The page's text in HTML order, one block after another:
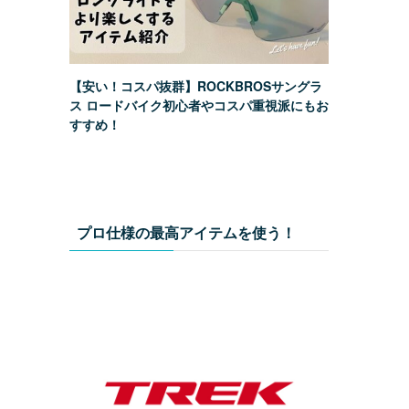
【安い！コスパ抜群】ROCKBROSサングラ
ス ロードバイク初心者やコスパ重視派にもお
すすめ！
プロ仕様の最高アイテムを使う！